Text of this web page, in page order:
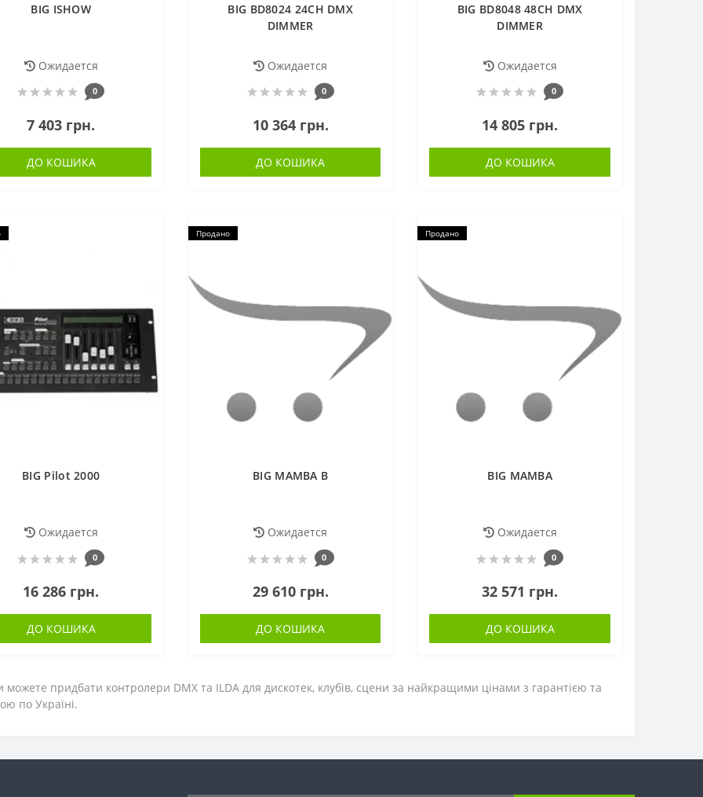
BIG ISHOW
Ожидается
0
7 403 грн.
ДО КОШИКА
BIG BD8024 24CH DMX
DIMMER
Ожидается
0
10 364 грн.
ДО КОШИКА
BIG BD8048 48CH DMX
DIMMER
Ожидается
0
14 805 грн.
ДО КОШИКА
BIG Pilot 2000
Ожидается
0
16 286 грн.
ДО КОШИКА
Продано
BIG MAMBA B
Ожидается
0
29 610 грн.
ДО КОШИКА
Продано
BIG MAMBA
Ожидается
0
32 571 грн.
ДО КОШИКА
можете придбати контролери DMX та ILDA для дискотек, клубів, сцени за найкращими цінами з гарантією та
по Україні.